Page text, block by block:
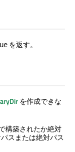
を返す。
を作成できな
構築されたか絶対
スまたは絶対パス